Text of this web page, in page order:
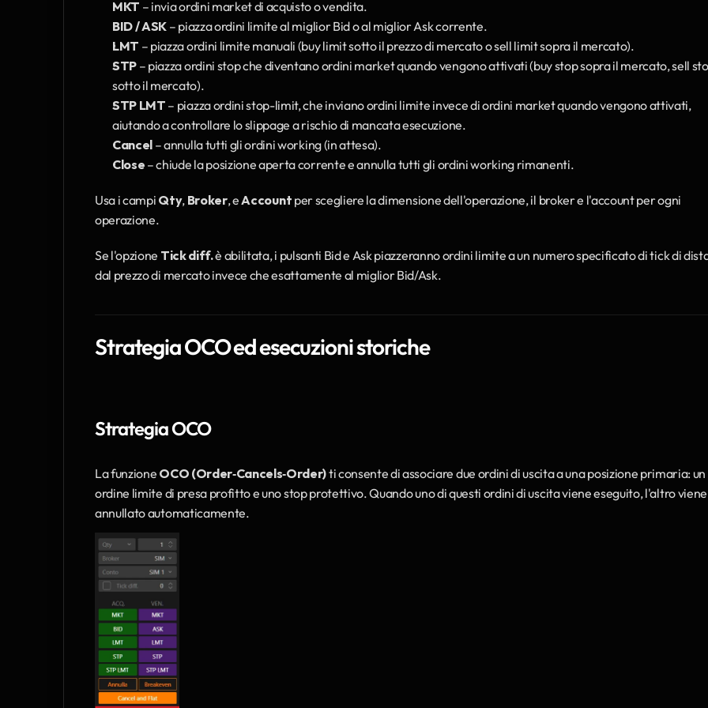
MKT – invia ordini market di acquisto o vendita.
BID / ASK – piazza ordini limite al miglior Bid o al miglior Ask corrente.
LMT – piazza ordini limite manuali (buy limit sotto il prezzo di mercato o sell limit sopra il mercato).
STP – piazza ordini stop che diventano ordini market quando vengono attivati (buy stop sopra il mercato, sell
sotto il mercato).
STP LMT – piazza ordini stop-limit, che inviano ordini limite invece di ordini market quando vengono attivati,
aiutando a controllare lo slippage a rischio di mancata esecuzione.
Cancel – annulla tutti gli ordini working (in attesa).
Close – chiude la posizione aperta corrente e annulla tutti gli ordini working rimanenti.
Usa i campi Qty, Broker, e Account per scegliere la dimensione dell'operazione, il broker e l'account per ogni
operazione.
Se l'opzione Tick diff. è abilitata, i pulsanti Bid e Ask piazzeranno ordini limite a un numero specificato di tick di
dal prezzo di mercato invece che esattamente al miglior Bid/Ask.
Strategia OCO ed esecuzioni storiche
Strategia OCO
La funzione OCO (Order‑Cancels‑Order) ti consente di associare due ordini di uscita a una posizione primaria: un
ordine limite di presa profitto e uno stop protettivo. Quando uno di questi ordini di uscita viene eseguito, l'altro viene
annullato automaticamente.